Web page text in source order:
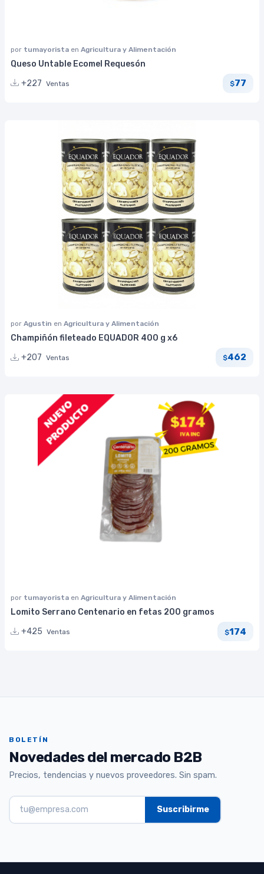
por tumayorista en Agricultura y Alimentación
Queso Untable Ecomel Requesón
+227 Ventas $77
por Agustin en Agricultura y Alimentación
Champiñón fileteado EQUADOR 400 g x6
+207 Ventas $462
por tumayorista en Agricultura y Alimentación
Lomito Serrano Centenario en fetas 200 gramos
+425 Ventas $174
BOLETÍN
Novedades del mercado B2B
Precios, tendencias y nuevos proveedores. Sin spam.